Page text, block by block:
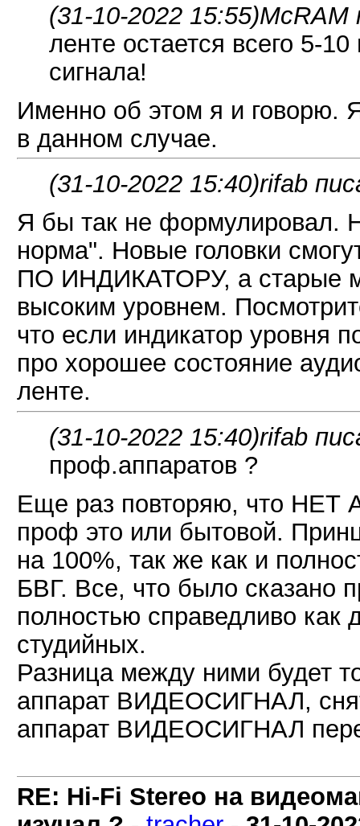
(31-10-2022 15:55)McRAM
ленте остается всего 5-
сигнала!
Именно об этом я и говорю.
в данном случае.
(31-10-2022 15:40)rifab
Я бы так не формулировал.
норма". Новые головки
ПО ИНДИКАТОРУ, а старые
высоким уровнем.
что если индикатор уровня
про хорошее состояние
ленте.
(31-10-2022 15:40)rifab
проф.аппаратов ?
Еще раз повторяю, что
проф это или бытовой.
на 100%, так же как и
БВГ. Все, что было сказано
полностью справедливо как
студийных.
Разница между ними будет
аппарат ВИДЕОСИГНАЛ,
аппарат ВИДЕОСИГНАЛ
RE: Hi-Fi Stereo на